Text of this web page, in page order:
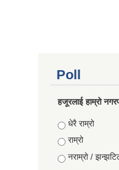
Poll
हजूरलाई हाम्रो
Choices
धेरै राम्रो
राम्रो
नराम्रो /